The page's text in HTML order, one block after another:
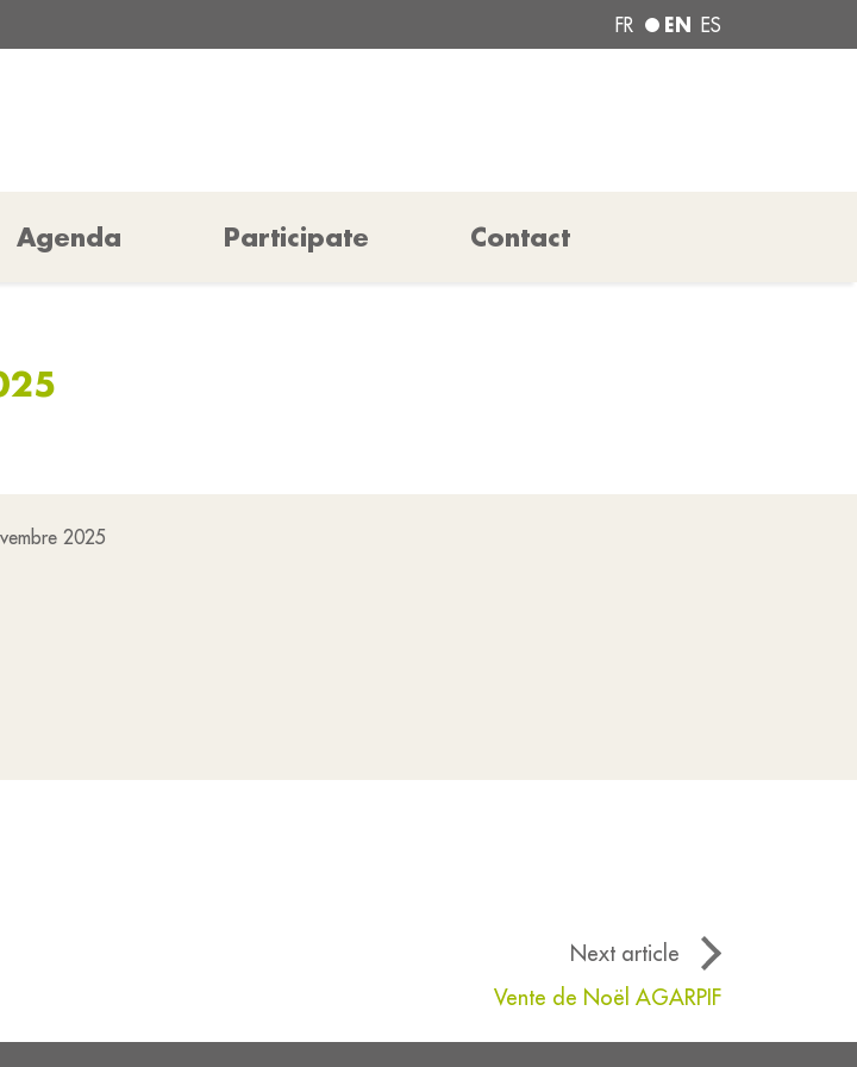
FR EN ES
Agenda Participate Contact
2025
Next article
Vente de Noël AGARPIF